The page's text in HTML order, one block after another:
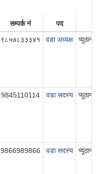
सम्पर्क नं पद
९८५७८३३३४१ वडा अध्यक्ष प्यूठान
9845110114 वडा सदस्य प्यूठान
9866989866 वडा सदस्य प्यूठान